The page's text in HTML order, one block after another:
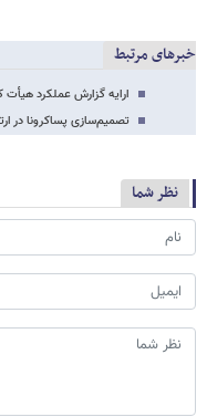
خبرهای مرتبط
ارایه گزارش عملکرد
تصمیم‌سازی پساکرونا در
نظر شما